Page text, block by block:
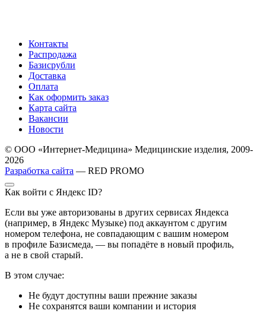
Контакты
Распродажа
Базисрубли
Доставка
Оплата
Как оформить заказ
Карта сайта
Вакансии
Новости
© ООО «Интернет-Медицина» Медицинские изделия, 2009-
2026
Разработка сайта — RED PROMO
Как войти с Яндекс ID?
Если вы уже авторизованы в других сервисах Яндекса
(например, в Яндекс Музыке) под аккаунтом с другим
номером телефона, не совпадающим с вашим номером
в профиле Базисмеда, — вы попадёте в новый профиль,
а не в свой старый.
В этом случае:
Не будут доступны ваши прежние заказы
Не сохранятся ваши компании и история